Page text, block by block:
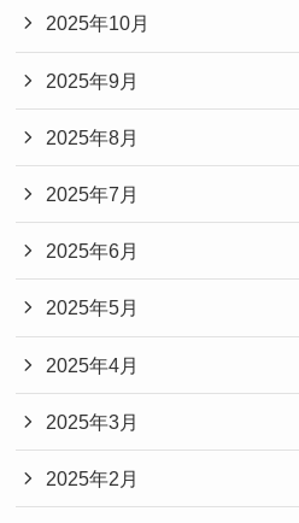
2025年10月
2025年9月
2025年8月
2025年7月
2025年6月
2025年5月
2025年4月
2025年3月
2025年2月